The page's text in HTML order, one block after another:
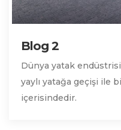
Blog 2
Dünya yatak
yaylı yatağa geçişi ile
içerisindedir.